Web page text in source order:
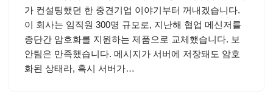
가 컨설팅했던 한 중견기업 이야기부터 꺼내겠습니다.
이 회사는 임직원 300명 규모로, 지난해 협업 메신저를
종단간 암호화를 지원하는 제품으로 교체했습니다. 보
안팀은 만족했습니다. 메시지가 서버에 저장돼도 암호
화된 상태라, 혹시 서버가…